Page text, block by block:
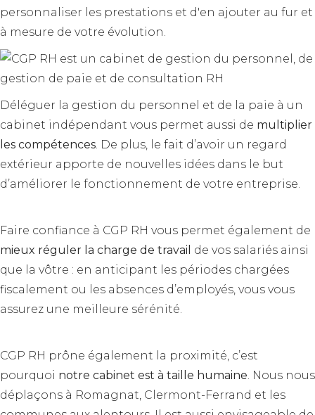
personnaliser les prestations et d'en ajouter au fur et
à mesure de votre évolution.
Déléguer la gestion du personnel et de la paie à un
cabinet indépendant vous permet aussi de multiplier
les compétences . De plus, le fait d’avoir un regard
extérieur apporte de nouvelles idées dans le but
d’améliorer le fonctionnement de votre entreprise.
Faire confiance à CGP RH vous permet également de
mieux réguler la charge de travail de vos salariés ainsi
que la vôtre : en anticipant les périodes chargées
fiscalement ou les absences d’employés, vous vous
assurez une meilleure sérénité.
CGP RH prône également la proximité, c’est
pourquoi notre cabinet est à taille humaine . Nous nous
déplaçons à Romagnat, Clermont-Ferrand et les